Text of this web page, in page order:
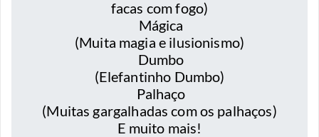
facas com fogo)
Mágica
(Muita magia e ilusionismo)
Dumbo
(Elefantinho Dumbo)
Palhaço
(Muitas gargalhadas com os palhaços)
E muito mais!